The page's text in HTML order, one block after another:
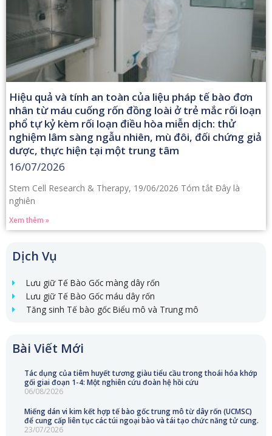
Dịch Vụ
Lưu giữ Tế Bào Gốc màng dây rốn
Lưu giữ Tế Bào Gốc máu dây rốn
Tăng sinh Tế bào gốc Biểu mô và Trung mô
Bài Viết Mới
Tác dụng của tiêm huyết tương giàu tiểu cầu trong thoái hóa khớp
gối giai đoạn 1-4: Một nghiên cứu đoàn hệ hồi cứu
06/08/2026
Miếng dán vi kim kết hợp tế bào gốc trung mô từ dây rốn (UCMSC)
để cung cấp liên tục các túi ngoại bào và tái tạo chức năng tử cung.
23/07/2026
Hiệu quả và tính an toàn của liệu pháp tế bào đơn
nhân từ máu cuống rốn đồng loài ở trẻ mắc rối loạn
phổ tự kỷ kèm rối loạn điều hòa miễn dịch: thử
nghiệm lâm sàng ngẫu nhiên, mù đôi, đối chứng giả
dược, thực hiện tại một trung tâm
16/07/2026
Stem Cell Research & Therapy, 19/06/2026 Tóm tắt Đây là
nghiên
Xem thêm »